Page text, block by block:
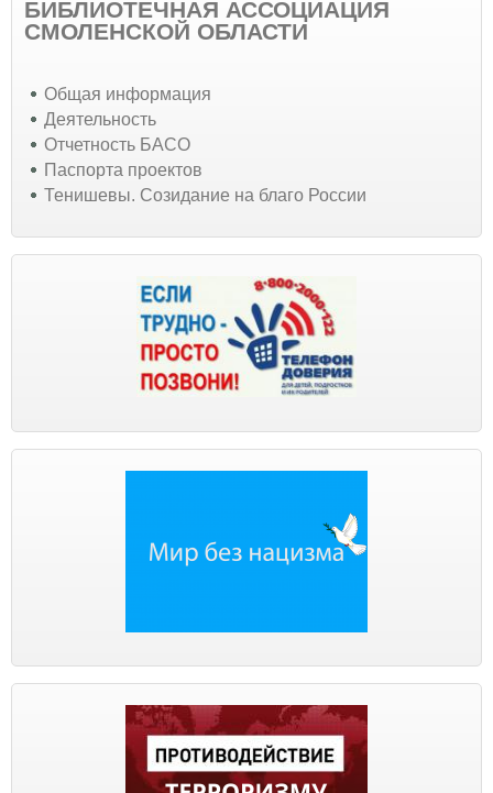
БИБЛИОТЕЧНАЯ АССОЦИАЦИЯ
СМОЛЕНСКОЙ ОБЛАСТИ
Общая информация
Деятельность
Отчетность БАСО
Паспорта проектов
Тенишевы. Созидание на благо России